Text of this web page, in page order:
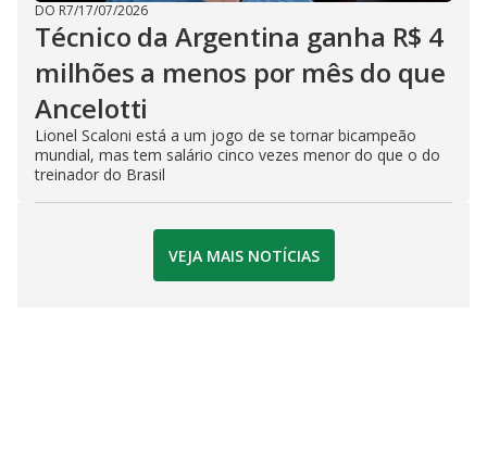
DO R7/17/07/2026
Técnico da Argentina ganha R$ 4
milhões a menos por mês do que
Ancelotti
Lionel Scaloni está a um jogo de se tornar bicampeão
mundial, mas tem salário cinco vezes menor do que o do
treinador do Brasil
VEJA MAIS NOTÍCIAS